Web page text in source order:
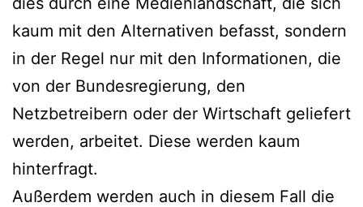
kaum mit den Alternativen befasst, sondern
in der Regel nur mit den Informationen, die
von der Bundesregierung, den
Netzbetreibern oder der Wirtschaft geliefert
werden, arbeitet. Diese werden kaum
hinterfragt.
Außerdem werden auch in diesem Fall die